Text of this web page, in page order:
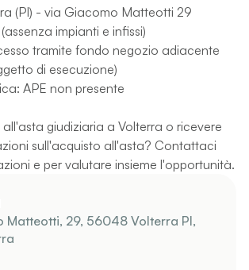
(PI) - via Giacomo Matteotti 29
impianti e infissi)
tramite fondo negozio adiacente
di esecuzione)
APE non presente
giudiziaria a Volterra o ricevere
sull'acquisto all'asta? Contattaci
e per valutare insieme l'opportunità.
Matteotti, 29, 56048 Volterra PI,